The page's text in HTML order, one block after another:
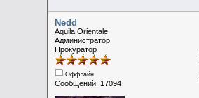
Nedd
Aquila Orientale
Администратор
Прокуратор
Оффлайн
Сообщений: 17094